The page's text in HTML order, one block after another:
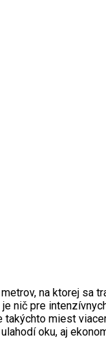
na ktorej sa
nič pre
takýchto miest
oku, aj